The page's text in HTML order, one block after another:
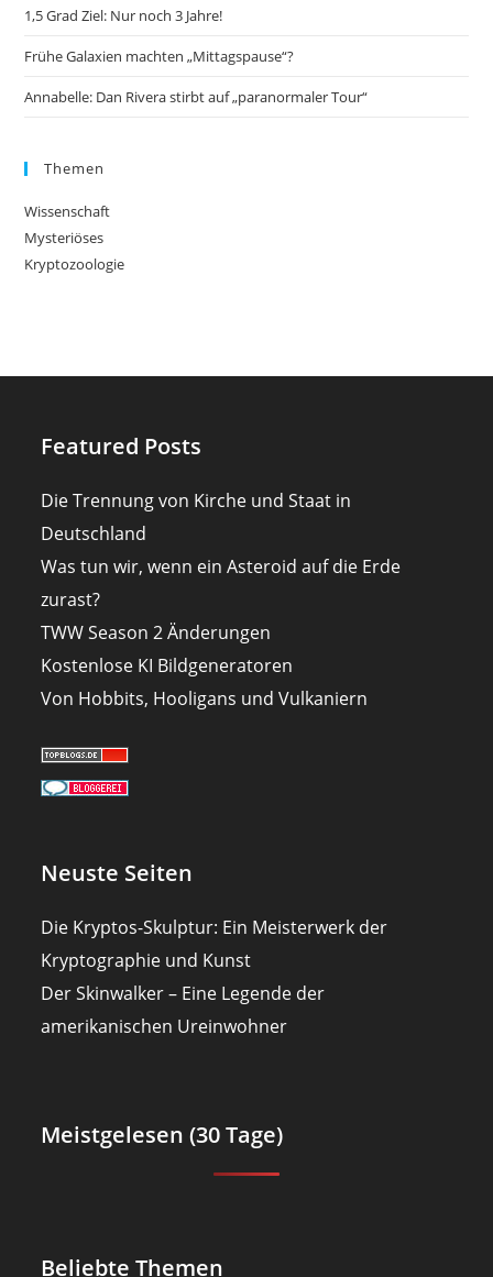
1,5 Grad Ziel: Nur noch 3 Jahre!
Frühe Galaxien machten „Mittagspause“?
Annabelle: Dan Rivera stirbt auf „paranormaler Tour“
Themen
Wissenschaft
Mysteriöses
Kryptozoologie
Featured Posts
Die Trennung von Kirche und Staat in
Deutschland
Was tun wir, wenn ein Asteroid auf die Erde
zurast?
TWW Season 2 Änderungen
Kostenlose KI Bildgeneratoren
Von Hobbits, Hooligans und Vulkaniern
Neuste Seiten
Die Kryptos-Skulptur: Ein Meisterwerk der
Kryptographie und Kunst
Der Skinwalker – Eine Legende der
amerikanischen Ureinwohner
Meistgelesen (30 Tage)
Beliebte Themen